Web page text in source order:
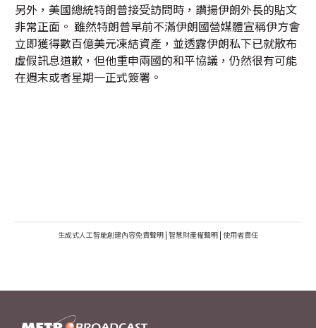
另外，美國總統特朗普接受訪問時，讚揚伊朗外長的貼文
非常正面。 雖然特朗普早前不滿伊朗國營媒體宣稱伊方會
立即獲得數百億美元凍結資產，並透露伊朗私下已就散布
虛假訊息道歉，但他重申兩國的和平協議，仍然很有可能
在週末或者星期一正式簽署。
生成式人工智能創建內容免責聲明 | 智慧財產權聲明 | 使用者責任